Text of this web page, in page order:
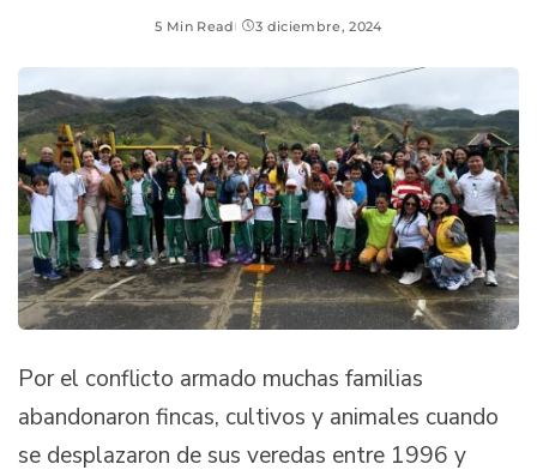
5 Min Read 3 diciembre, 2024
Por el conflicto armado muchas familias
abandonaron fincas, cultivos y animales cuando
se desplazaron de sus veredas entre 1996 y